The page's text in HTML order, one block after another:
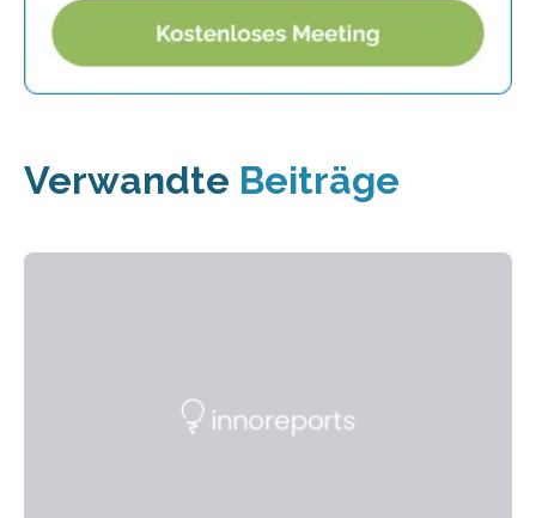
Verwandte Beiträge